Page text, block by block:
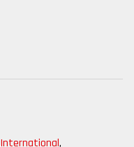
International,